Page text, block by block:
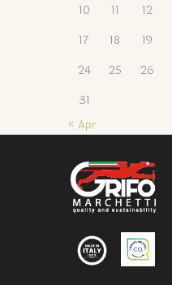
10
11 12
17
18 19
24
25 26
31
« Apr